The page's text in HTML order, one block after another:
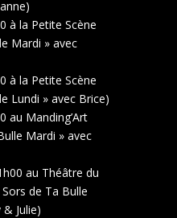
à la Petite Scène
Mardi » avec
à la Petite Scène
Lundi » avec Brice)
au Manding’Art
Mardi » avec
au Théâtre du
de Ta Bulle
Julie)